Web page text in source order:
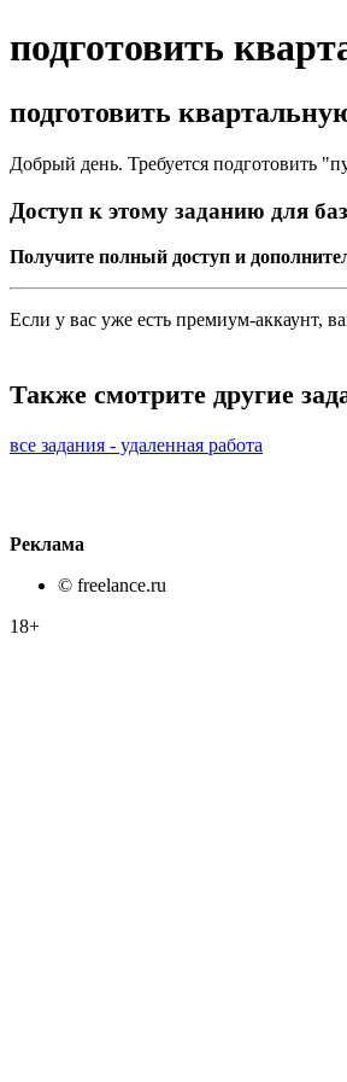
подготовить
подготовить
Добрый день. Требуется подготовить
Доступ к этому заданию для
Получите полный доступ и
Если у вас уже есть премиум-аккаунт,
Также смотрите другие
все задания - удаленная работа
Реклама
© freelance.ru
18+